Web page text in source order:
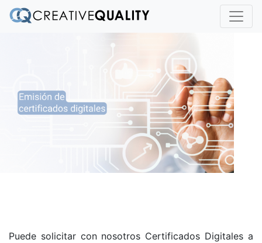
Puede solicitar con nosotros Certificados Digitales a